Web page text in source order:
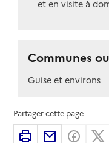
et en visite à
Communes
Guise et environs
Partager cette page
ImprimerPartager